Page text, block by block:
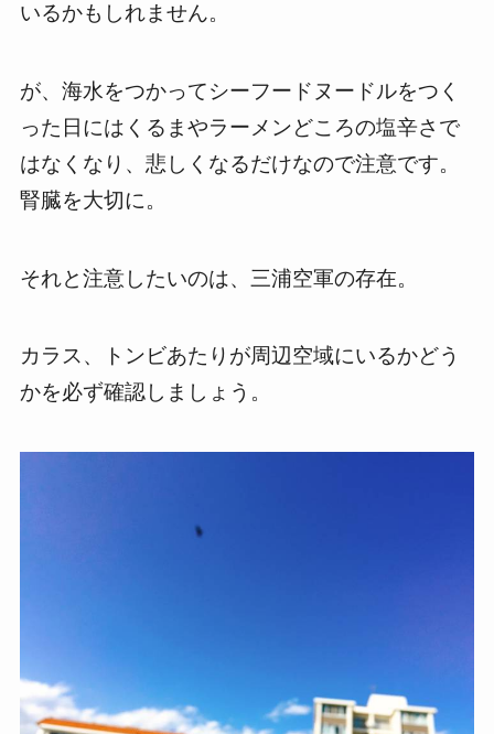
いるかもしれません。
が、海水をつかってシーフードヌードルをつく
った日にはくるまやラーメンどころの塩辛さで
はなくなり、悲しくなるだけなので注意です。
腎臓を大切に。
それと注意したいのは、三浦空軍の存在。
カラス、トンビあたりが周辺空域にいるかどう
かを必ず確認しましょう。